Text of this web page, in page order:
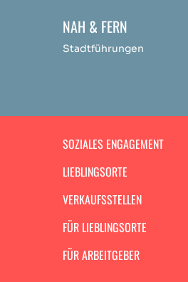
NAH & FERN
Stadtführungen
SOZIALES ENGAGEMENT
LIEBLINGSORTE
VERKAUFSSTELLEN
FÜR LIEBLINGSORTE
FÜR ARBEITGEBER